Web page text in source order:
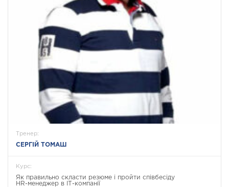
Тренер:
СЕРГІЙ ТОМАШ
Курс:
Як правильно скласти резюме і пройти співбесіду
HR-менеджер в ІТ-компанії